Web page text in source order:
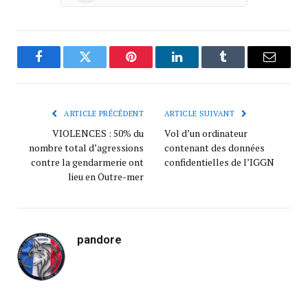
FacebookTwitter Pinterest LinkedInTumblr
ARTICLE PRÉCÉDENT
VIOLENCES : 50% du
nombre total d’agressions
contre la gendarmerie ont
lieu en Outre-mer
ARTICLE SUIVANT
Vol d’un ordinateur
contenant des données
confidentielles de l’IGGN
pandore